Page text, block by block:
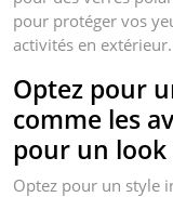
pour protéger vos
activités en extérieur.
Optez pour
comme les
pour un look
Optez pour un style